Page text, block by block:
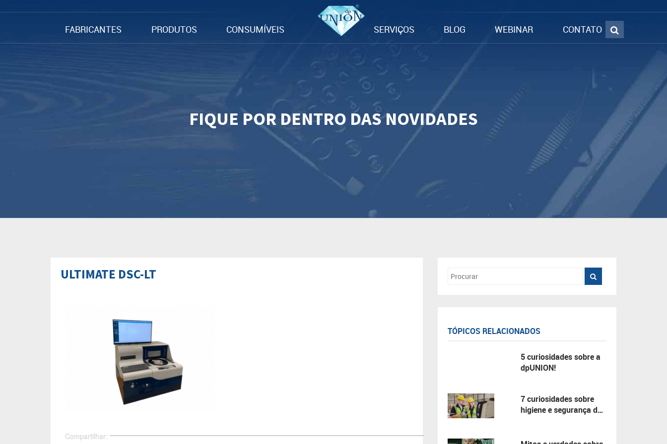
FABRICANTES PRODUTOS CONSUMÍVEIS SERVIÇOS BLOG WEBINAR CONTATO
FIQUE POR DENTRO DAS NOVIDADES
ULTIMATE DSC-LT
Compartilhar:
TÓPICOS RELACIONADOS
5 curiosidades sobre a
dpUNION!
7 curiosidades sobre
higiene e segurança do